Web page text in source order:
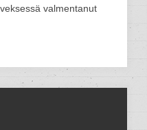
valmentanut